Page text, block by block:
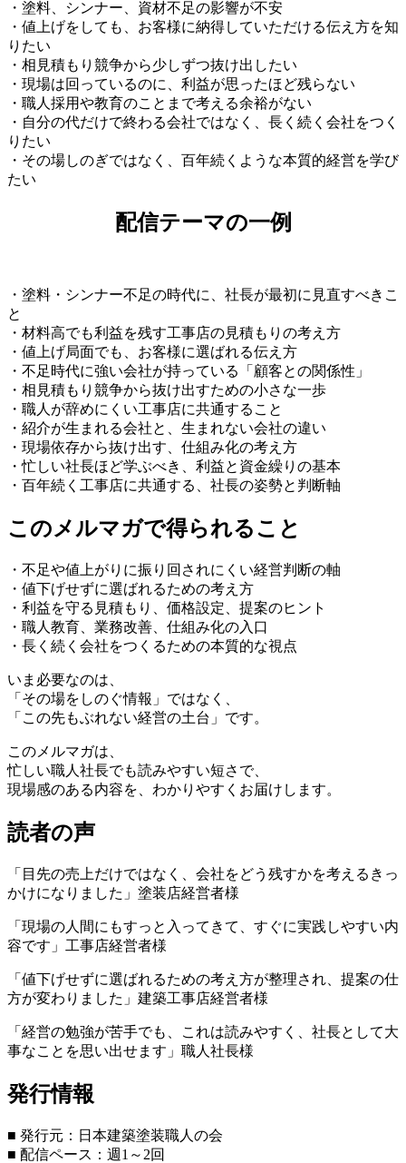
・塗料、シンナー、資材不足の影響が不安
・値上げをしても、お客様に納得していただける伝え方を知
りたい
・相見積もり競争から少しずつ抜け出したい
・現場は回っているのに、利益が思ったほど残らない
・職人採用や教育のことまで考える余裕がない
・自分の代だけで終わる会社ではなく、長く続く会社をつく
りたい
・その場しのぎではなく、百年続くような本質的経営を学び
たい
配信テーマの一例
・塗料・シンナー不足の時代に、社長が最初に見直すべきこ
と
・材料高でも利益を残す工事店の見積もりの考え方
・値上げ局面でも、お客様に選ばれる伝え方
・不足時代に強い会社が持っている「顧客との関係性」
・相見積もり競争から抜け出すための小さな一歩
・職人が辞めにくい工事店に共通すること
・紹介が生まれる会社と、生まれない会社の違い
・現場依存から抜け出す、仕組み化の考え方
・忙しい社長ほど学ぶべき、利益と資金繰りの基本
・百年続く工事店に共通する、社長の姿勢と判断軸
このメルマガで得られること
・不足や値上がりに振り回されにくい経営判断の軸
・値下げせずに選ばれるための考え方
・利益を守る見積もり、価格設定、提案のヒント
・職人教育、業務改善、仕組み化の入口
・長く続く会社をつくるための本質的な視点
いま必要なのは、
「その場をしのぐ情報」ではなく、
「この先もぶれない経営の土台」です。
このメルマガは、
忙しい職人社長でも読みやすい短さで、
現場感のある内容を、わかりやすくお届けします。
読者の声
「目先の売上だけではなく、会社をどう残すかを考えるきっ
かけになりました」塗装店経営者様
「現場の人間にもすっと入ってきて、すぐに実践しやすい内
容です」工事店経営者様
「値下げせずに選ばれるための考え方が整理され、提案の仕
方が変わりました」建築工事店経営者様
「経営の勉強が苦手でも、これは読みやすく、社長として大
事なことを思い出せます」職人社長様
発行情報
■ 発行元：日本建築塗装職人の会
■ 配信ペース：週1～2回